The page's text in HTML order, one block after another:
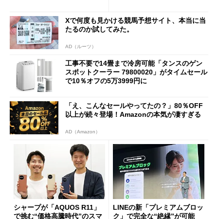
Xで何度も見かける競馬予想サイト、本当に当
たるのか試してみた。
AD（ルーツ）
工事不要で14畳まで冷房可能「タンスのゲン
スポットクーラー 79800020」がタイムセール
で10％オフの5万3999円に
「え、こんなセールやってたの？」80％OFF
以上が続々登場！Amazonの本気が凄すぎる
AD（Amazon）
シャープが「AQUOS R11」
で挑む“価格高騰時代”のスマ
LINEの新「プレミアムブロッ
ク」で完全な“絶縁”が可能